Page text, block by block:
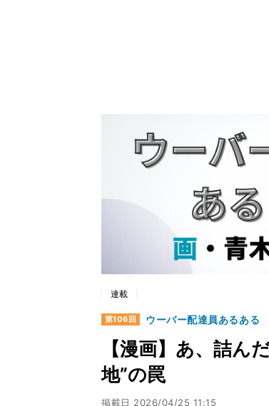
連載
第106回 ウーバー配達員あるある
【漫画】あ、詰ん
地”の罠
掲載日 2026/04/25 11:15